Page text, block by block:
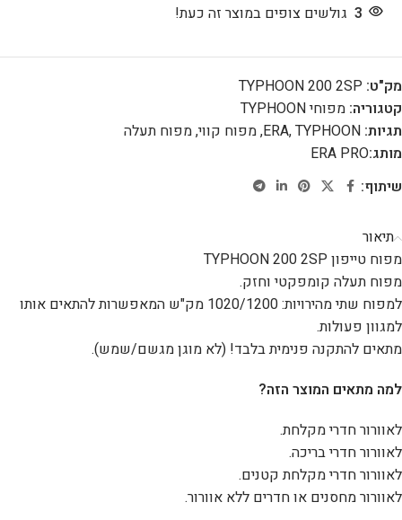
3 גולשים צופים במוצר זה כעת!
מק"ט: TYPHOON 200 2SP
קטגוריה: מפוחי TYPHOON
תגיות:
ERA,TYPHOON
,מפוח קווי,מפוח תעלה
מותג:ERA PRO
שיתוף:
תיאור
מפוח טייפון TYPHOON 200 2SP
מפוח תעלה קומפקטי וחזק.
למפוח שתי מהירויות: 1020/1200 מק"ש המאפשרות להתאים אותו
למגוון פעולות.
מתאים להתקנה פנימית בלבד! (לא מוגן מגשם/שמש).
למה מתאים המוצר הזה?
לאוורור חדרי מקלחת.
לאוורור חדרי בריכה.
לאוורור חדרי מקלחת קטנים.
לאוורור מחסנים או חדרים ללא אוורור.